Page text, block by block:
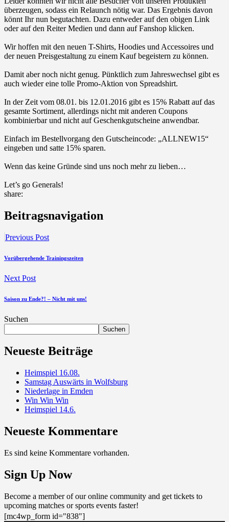
überzeugen, sodass ein Relaunch nötig war. Das Ergebnis davon
könnt Ihr nun begutachten. Dazu entweder auf den obigen Link
oder auf den Reiter Medien und dann auf Fanshop klicken.
Wir hoffen mit den neuen T-Shirts, Hoodies und Accessoires und
der neuen Preisgestaltung zu einem Kauf begeistern zu können.
Damit aber noch nicht genug. Pünktlich zum Jahreswechsel gibt es
auch wieder eine tolle Promo-Aktion von Spreadshirt.
In der Zeit vom 08.01. bis 12.01.2016 gibt es 15% Rabatt auf das
gesamte Sortiment, allerdings nicht mit anderen Coupons
kombinierbar und nicht auf Geschenkgutscheine anwendbar.
Einfach im Bestellvorgang den Gutscheincode: „ALLNEW15“
eingeben und satte 15% sparen.
Wenn das keine Gründe sind uns noch mehr zu lieben…
Let’s go Generals!
share:
Beitragsnavigation
Previous Post
Vorübergehende Trainingszeiten
Next Post
Saison zu Ende?! – Nicht mit uns!
Suchen
Suchen
Neueste Beiträge
Heimspiel 16.08.
Samstag Auswärts in Wolfsburg
Niederlage in Emden
Win Win Win
Heimspiel 14.6.
Neueste Kommentare
Es sind keine Kommentare vorhanden.
Sign Up Now
Become a member of our online community and get tickets to
upcoming matches or sports events faster!
[mc4wp_form id="838"]